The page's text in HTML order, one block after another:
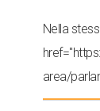
Nella
area/